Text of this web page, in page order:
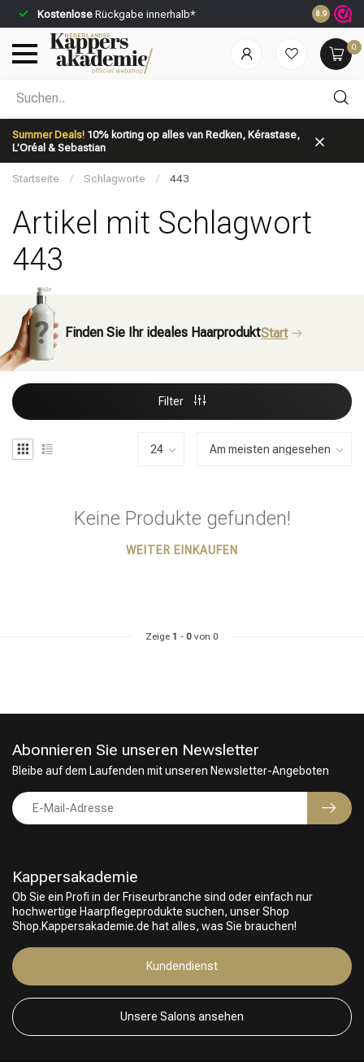
Kostenlose Rückgabe innerhalb* Vor 23:59
8.9
0
Summer Deals! 10% korting op alles van Redken, Kérastase,
L’Oréal & Sebastian
Nach welcher Kategorie suchst du?
Marken
Startseite / Schlagworte / 443
Artikel mit Schlagwort
443
Finden Sie Ihr ideales HaarproduktStart
Filter
Keine Produkte gefunden!
WEITER EINKAUFEN
Zeige 1 - 0 von 0
Kappersakademie
Ob Sie ein Profi in der Friseurbranche sind oder einfach nur
hochwertige Haarpflegeprodukte suchen, unser Shop
Shop.Kappersakademie.de hat alles, was Sie brauchen!
Kundendienst
Unsere Salons ansehen
Abonnieren Sie unseren Newsletter
Bleibe auf dem Laufenden mit unseren Newsletter-Angeboten